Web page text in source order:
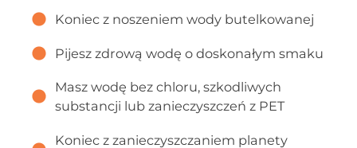
Koniec z noszeniem wody butelkowanej
Pijesz zdrową wodę o doskonałym smaku
Masz wodę bez chloru, szkodliwych
substancji lub zanieczyszczeń z PET
Koniec z zanieczyszczaniem planety